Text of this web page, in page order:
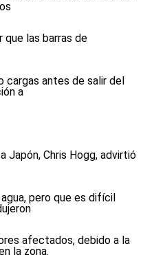
las barras de
cargas antes de salir del
a
Japón, Chris Hogg, advirtió
pero que es difícil
afectados, debido a la
la zona.